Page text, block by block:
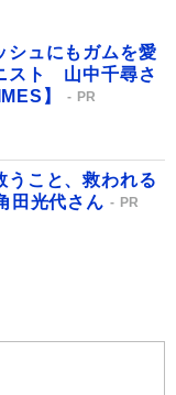
シュにもガムを愛
スト 山中千尋さ
】
PR
うこと、救われる
田光代さん
PR